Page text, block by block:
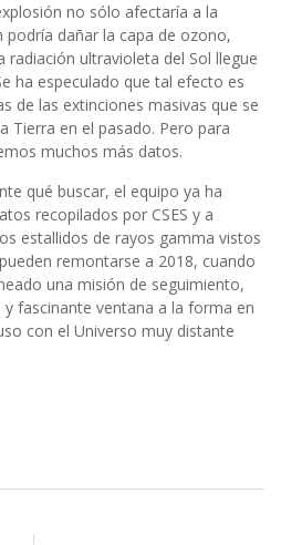
no sólo afectaría a la
dañar la capa de ozono,
radiación ultravioleta del Sol llegue
ha especulado que tal efecto es
de las extinciones masivas que se
Tierra en el pasado. Pero para
muchos más datos.
qué buscar, el equipo ya ha
recopilados por CSES y a
estallidos de rayos gamma vistos
remontarse a 2018, cuando
una misión de seguimiento,
fascinante ventana a la forma en
con el Universo muy distante